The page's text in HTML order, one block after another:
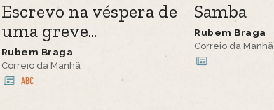
Escrevo na véspera de
uma greve...
Rubem Braga
Correio da Manhã
Samba
Rubem Braga
Correio da Manhã